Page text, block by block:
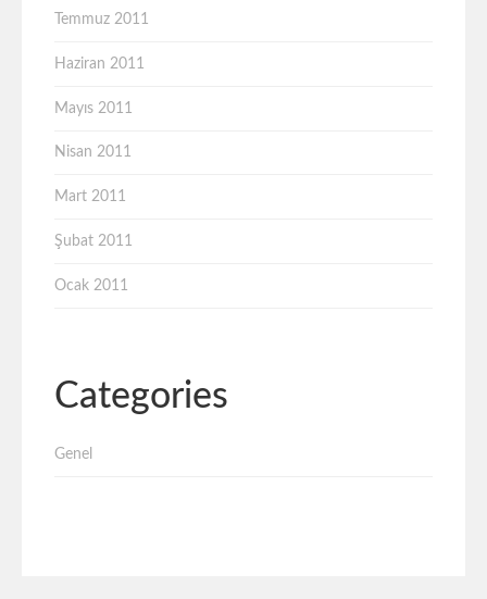
Temmuz 2011
Haziran 2011
Mayıs 2011
Nisan 2011
Mart 2011
Şubat 2011
Ocak 2011
Categories
Genel